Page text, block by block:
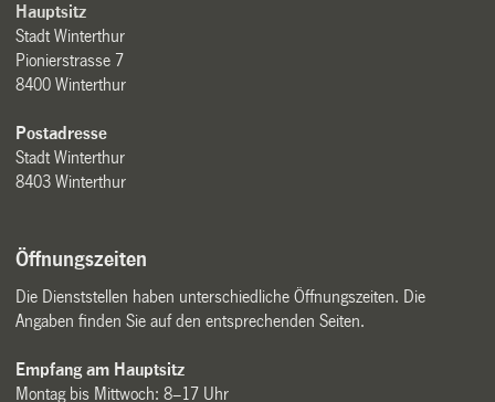
Hauptsitz
Stadt Winterthur
Pionierstrasse 7
8400 Winterthur
Postadresse
Stadt Winterthur
8403 Winterthur
Öffnungszeiten
Die Dienststellen haben unterschiedliche Öffnungszeiten. Die
Angaben finden Sie auf den entsprechenden Seiten.
Empfang am Hauptsitz
Montag bis Mittwoch: 8–17 Uhr